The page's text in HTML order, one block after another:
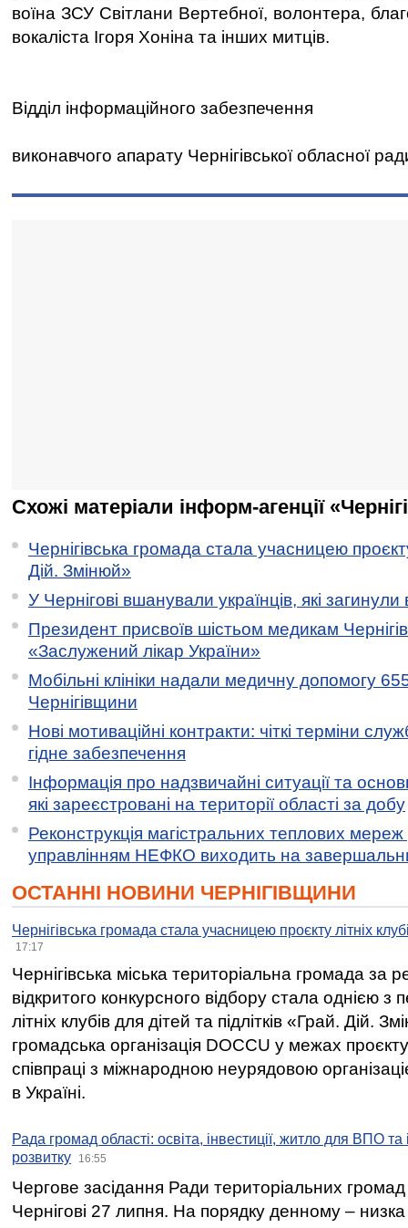
воїна ЗСУ Світлани Вертебної, волонтера,
вокаліста Ігоря Хоніна та інших митців.
Відділ інформаційного забезпечення
виконавчого апарату Чернігівської обласної
Схожі матеріали інформ-агенції
Чернігівська громада стала учасницею
Дій. Змінюй»
У Чернігові вшанували українців, які загинули
Президент присвоїв шістьом медикам
«Заслужений лікар України»
Мобільні клініки надали медичну допомогу
Чернігівщини
Нові мотиваційні контракти: чіткі терміни
гідне забезпечення
Інформація про надзвичайні ситуації та
які зареєстровані на території області за добу
Реконструкція магістральних теплових мереж
управлінням НЕФКО виходить на
ОСТАННІ НОВИНИ ЧЕРНІГІВЩИНИ
Чернігівська громада стала учасницею проєкту літніх
17:17
Чернігівська міська територіальна громада за
відкритого конкурсного відбору стала однією
літніх клубів для дітей та підлітків «Грай. Дій.
громадська організація DOCCU у межах
співпраці з міжнародною неурядовою
в Україні.
Рада громад області: освіта, інвестиції, житло для ВПО
розвитку
16:55
Чергове засідання Ради територіальних громад
Чернігові 27 липня. На порядку денному –